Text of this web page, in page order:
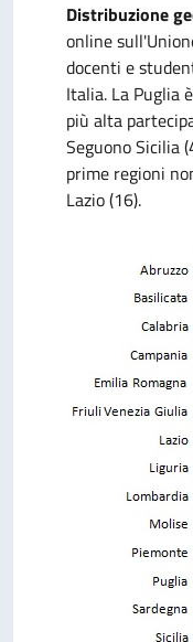
Distribuzione
online
docenti e
Italia. La Puglia
più alta
Seguono Sicilia
prime regioni
Lazio (16).